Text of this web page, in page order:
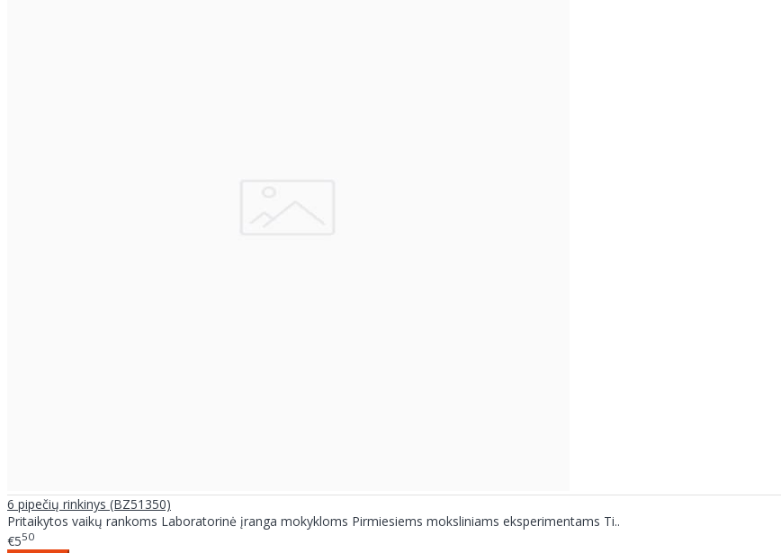
6 pipečių rinkinys (BZ51350)
Pritaikytos vaikų rankoms Laboratorinė įranga mokykloms Pirmiesiems moksliniams eksperimentams Ti..
€550